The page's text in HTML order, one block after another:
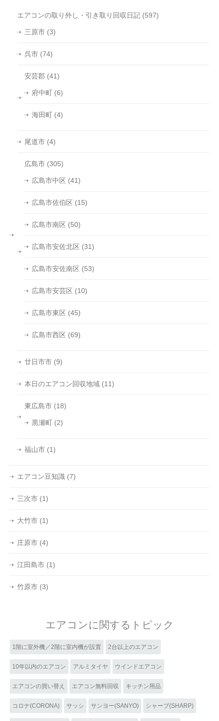
エアコンの取り外し・引き取り回収日記 (597)
三原市 (3)
呉市 (74)
安芸郡 (41)
府中町 (6)
海田町 (4)
尾道市 (4)
広島市 (305)
広島市中区 (41)
広島市佐伯区 (15)
広島市南区 (50)
広島市安佐北区 (31)
広島市安佐南区 (53)
広島市安芸区 (10)
広島市東区 (45)
広島市西区 (69)
廿日市市 (9)
本日のエアコン回収地域 (11)
東広島市 (18)
黒瀬町 (2)
福山市 (1)
エアコン豆知識 (7)
三次市 (1)
大竹市 (1)
庄原市 (4)
江田島市 (1)
竹原市 (3)
エアコンに関するトピック
1階に室外機／2階に室内機が設置 2台以上のエアコン
10年以内のエアコン アルミタイヤ ウインドエアコン
エアコンの買い替え エアコン無料回収 キッチン用品
コロナ(CORONA) サッシ サンヨー(SANYO) シャープ(SHARP)